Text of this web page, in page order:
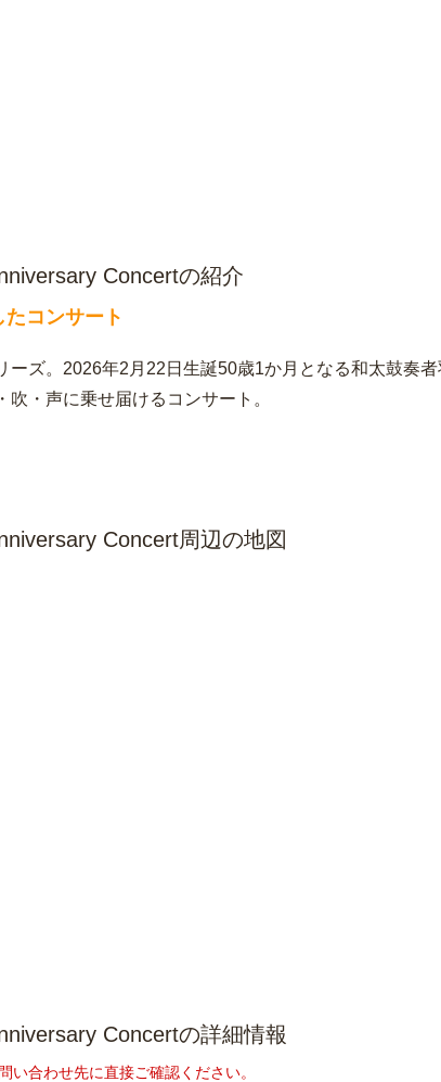
Concertの紹介
コンサート
ーズ。2026年2月22日生誕50歳1か月となる和太鼓奏者
・声に乗せ届けるコンサート。
Concert周辺の地図
Concertの詳細情報
合わせ先に直接ご確認ください。